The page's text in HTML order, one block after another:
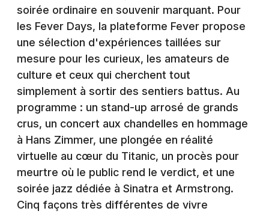
Concerts
Soirées
Sorties famille
Expos
Sorties & loisirs
Actualités en Gironde
Nice
Paris
Strasbourg
Toulouse
Toutes les villes
soirée ordinaire en souvenir marquant. Pour
les Fever Days, la plateforme Fever propose
une sélection d'expériences taillées sur
mesure pour les curieux, les amateurs de
culture et ceux qui cherchent tout
simplement à sortir des sentiers battus. Au
programme : un stand-up arrosé de grands
crus, un concert aux chandelles en hommage
à Hans Zimmer, une plongée en réalité
virtuelle au cœur du Titanic, un procès pour
meurtre où le public rend le verdict, et une
soirée jazz dédiée à Sinatra et Armstrong.
Cinq façons très différentes de vivre